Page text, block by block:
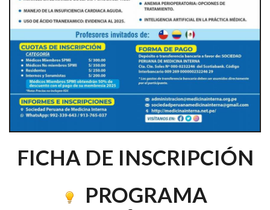
FICHA DE INSCRIPCIÓN
PROGRAMA